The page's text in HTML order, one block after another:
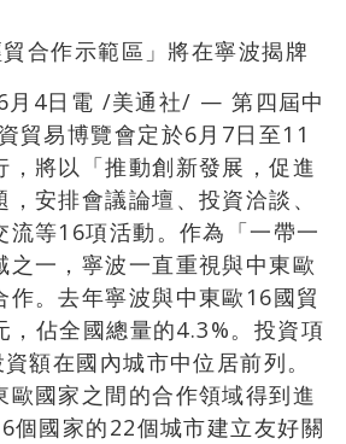
合作示範區」將在寧波揭牌
月4日電 /美通社/ — 第四屆中
貿易博覽會定於6月7日至11
，將以「推動創新發展，促進
安排會議論壇、投資洽談、
流等16項活動。作為「一帶一
之一，寧波一直重視與中東歐
作。去年寧波與中東歐16國貿
，佔全國總量的4.3%。投資項
額在國內城市中位居前列。
歐國家之間的合作領域得到進
個國家的22個城市建立友好關